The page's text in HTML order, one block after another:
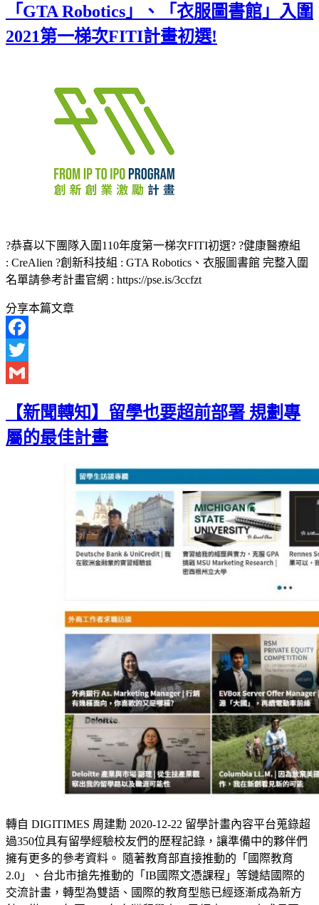
「GTA Robotics」、「衣服圖書館」入圍
2021第一梯次FITI計畫初選!
?恭喜以下團隊入圍110年度第一梯次FITI初選? ?健康醫療組
: CreAlien ?創新科技組 : GTA Robotics、衣服圖書館 完整入圍
名單請參考計畫官網 : https://pse.is/3ccfzt
分享本篇文章
Facebook
Twitter
【新聞轉知】留學也要超前部署 規劃專
屬的最佳計畫
轉自 DIGITIMES 周建勳 2020-12-22 留學計畫內容平台蒐錄超
過350位具有留學經驗校友們的歷程記錄，讓準備中的夥伴們
擁有更多的參考資料。 隨著教育部直接推動的「國際教育
2.0」、台北市搶先推動的「IB國際文憑課程」等鏈結國際的
交流計畫，轉型為雙語、國際的教育型態已經逐漸成為新方